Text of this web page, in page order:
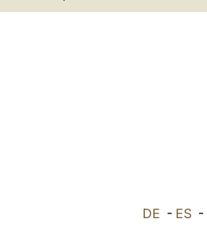
DE - ES -